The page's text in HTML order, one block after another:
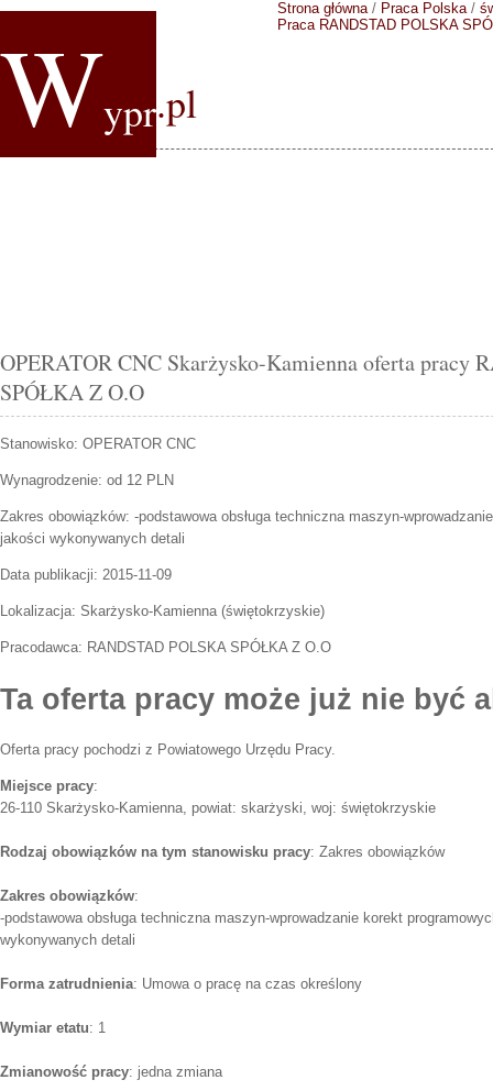
Wypr.pl
Strona główna/ Praca Polska/
Praca RANDSTAD POLSKA
OPERATOR CNC Skarżysko-Kamienna oferta pracy
SPÓŁKA Z O.O
Stanowisko: OPERATOR CNC
Wynagrodzenie: od 12 PLN
Zakres obowiązków: -podstawowa obsługa techniczna maszyn-
jakości wykonywanych detali
Data publikacji: 2015-11-09
Lokalizacja: Skarżysko-Kamienna(świętokrzyskie)
Pracodawca: RANDSTAD POLSKA SPÓŁKA Z O.O
Ta oferta pracy może już nie być
Oferta pracy pochodzi z Powiatowego Urzędu Pracy.
Miejsce pracy:
26-110 Skarżysko-Kamienna, powiat: skarżyski, woj: świętokrzyskie
Rodzaj obowiązków na tym stanowisku pracy: Zakres obowiązków
Zakres obowiązków:
-podstawowa obsługa techniczna maszyn-wprowadzanie korekt
wykonywanych detali
Forma zatrudnienia: Umowa o pracę na czas określony
Wymiar etatu: 1
Zmianowość pracy: jedna zmiana